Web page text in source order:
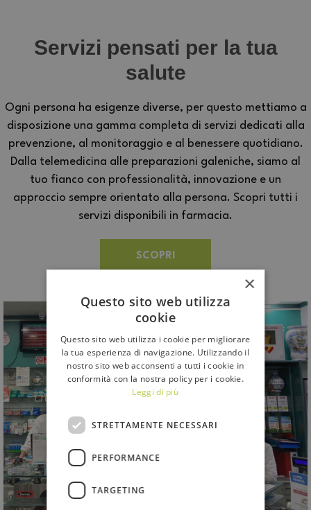
Servizi pensati per la tua
salute
Ogni persona ha esigenze diverse, per questo mettiamo a
disposizione una gamma completa di servizi dedicati alla
prevenzione, al monitoraggio e al benessere quotidiano.
Dalla telemedicina alle preparazioni galeniche, siamo al
tuo fianco con professionalità, innovazione e un
approccio sempre orientato alla persona. Scopri tutti i
servizi disponibili in farmacia.
SCOPRI
×
Questo sito web utilizza
cookie
Questo sito web utilizza i cookie per migliorare
la tua esperienza di navigazione. Utilizzando il
nostro sito web acconsenti a tutti i cookie in
conformità con la nostra policy per i cookie.
Leggi di più
STRETTAMENTE NECESSARI
PERFORMANCE
TARGETING